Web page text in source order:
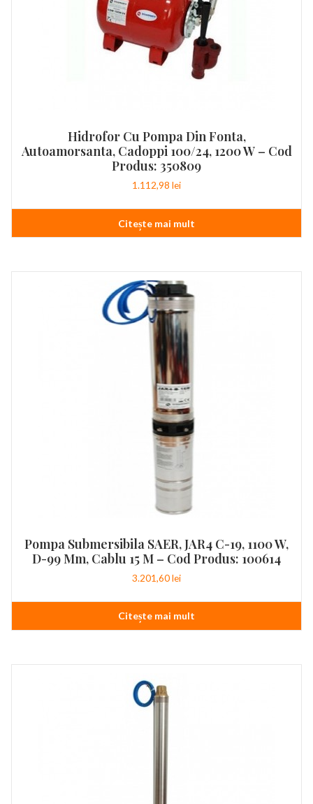
Hidrofor Cu Pompa Din Fonta,
Autoamorsanta, Cadoppi 100/24, 1200 W – Cod
Produs: 350809
1.112,98 lei
Citește mai mult
Pompa Submersibila SAER, JAR4 C-19, 1100 W,
D-99 Mm, Cablu 15 M – Cod Produs: 100614
3.201,60lei
Citește mai mult